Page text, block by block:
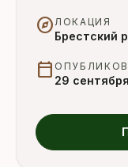
exploreЛОКАЦИЯ
Брестский
calendar_today 29